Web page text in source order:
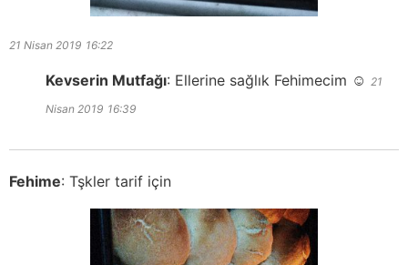
21 Nisan 2019 16:22
Kevserin Mutfağı: Ellerine sağlık Fehimecim ☺️ 21
Nisan 2019 16:39
Fehime: Tşkler tarif için